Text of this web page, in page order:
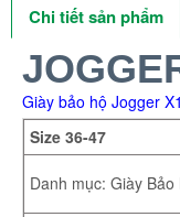
Chi tiết sản phẩm
Giày bảo hộ Jogger
Size 36-47
Danh mục: Giày Bảo